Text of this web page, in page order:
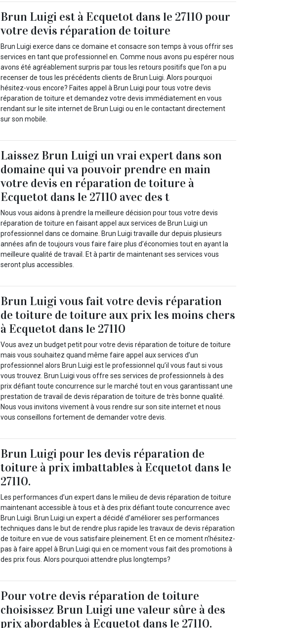
Brun Luigi est à Ecquetot dans le 27110 pour
votre devis réparation de toiture
Brun Luigi exerce dans ce domaine et consacre son temps à vous offrir ses
services en tant que professionnel en. Comme nous avons pu espérer nous
avons été agréablement surpris par tous les retours positifs que l’on a pu
recenser de tous les précédents clients de Brun Luigi. Alors pourquoi
hésitez-vous encore? Faites appel à Brun Luigi pour tous votre devis
réparation de toiture et demandez votre devis immédiatement en vous
rendant sur le site internet de Brun Luigi ou en le contactant directement
sur son mobile.
Laissez Brun Luigi un vrai expert dans son
domaine qui va pouvoir prendre en main
votre devis en réparation de toiture à
Ecquetot dans le 27110 avec des t
Nous vous aidons à prendre la meilleure décision pour tous votre devis
réparation de toiture en faisant appel aux services de Brun Luigi un
professionnel dans ce domaine. Brun Luigi travaille dur depuis plusieurs
années afin de toujours vous faire faire plus d’économies tout en ayant la
meilleure qualité de travail. Et à partir de maintenant ses services vous
seront plus accessibles.
Brun Luigi vous fait votre devis réparation
de toiture de toiture aux prix les moins chers
à Ecquetot dans le 27110
Vous avez un budget petit pour votre devis réparation de toiture de toiture
mais vous souhaitez quand même faire appel aux services d’un
professionnel alors Brun Luigi est le professionnel qu’il vous faut si vous
vous trouvez. Brun Luigi vous offre ses services de professionnels à des
prix défiant toute concurrence sur le marché tout en vous garantissant une
prestation de travail de devis réparation de toiture de très bonne qualité.
Nous vous invitons vivement à vous rendre sur son site internet et nous
vous conseillons fortement de demander votre devis.
Brun Luigi pour les devis réparation de
toiture à prix imbattables à Ecquetot dans le
27110.
Les performances d’un expert dans le milieu de devis réparation de toiture
maintenant accessible à tous et à des prix défiant toute concurrence avec
Brun Luigi. Brun Luigi un expert a décidé d’améliorer ses performances
techniques dans le but de rendre plus rapide les travaux de devis réparation
de toiture en vue de vous satisfaire pleinement. Et en ce moment n’hésitez-
pas à faire appel à Brun Luigi qui en ce moment vous fait des promotions à
des prix fous. Alors pourquoi attendre plus longtemps?
Pour votre devis réparation de toiture
choisissez Brun Luigi une valeur sûre à des
prix abordables à Ecquetot dans le 27110.